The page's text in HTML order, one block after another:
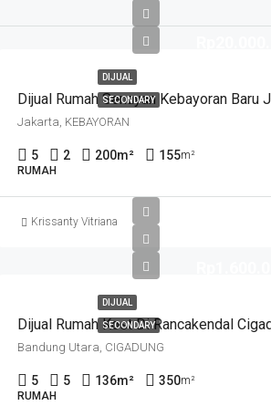
DIJUAL
SECONDARY
Jakarta, KEBAYORAN
5 2 200m² 155m²
RUMAH
Krissanty Vitriana
DIJUAL
SECONDARY
Bandung Utara, CIGADUNG
5 5 136m² 350m²
RUMAH